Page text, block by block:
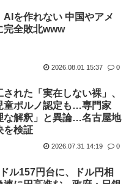
AIを作れない 中国やアメ
完全敗北www
2026.08.01 15:37 0
された「実在しない裸」、
童ポルノ認定も…専門家
な解釈」と異論…名古屋地
を検証
2026.07.31 14:19 0
ル157円台に、ドル円相